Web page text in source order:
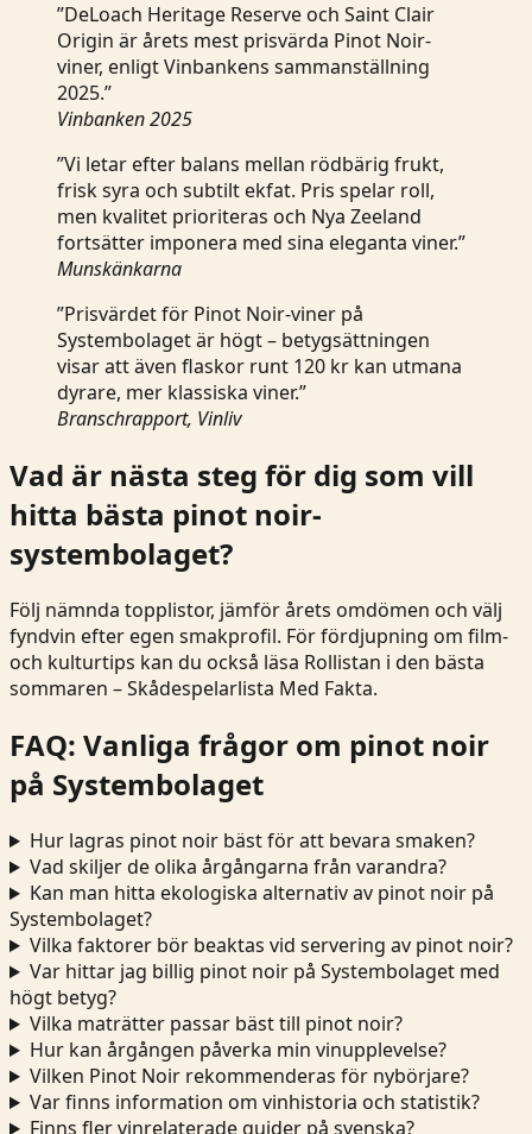
”DeLoach Heritage Reserve och Saint Clair
Origin är årets mest prisvärda Pinot Noir-
viner, enligt Vinbankens sammanställning
2025.”
Vinbanken 2025
”Vi letar efter balans mellan rödbärig frukt,
frisk syra och subtilt ekfat. Pris spelar roll,
men kvalitet prioriteras och Nya Zeeland
fortsätter imponera med sina eleganta viner.”
Munskänkarna
”Prisvärdet för Pinot Noir-viner på
Systembolaget är högt – betygsättningen
visar att även flaskor runt 120 kr kan utmana
dyrare, mer klassiska viner.”
Branschrapport, Vinliv
Vad är nästa steg för dig som vill
hitta bästa pinot noir-
systembolaget?
Följ nämnda topplistor, jämför årets omdömen och välj
fyndvin efter egen smakprofil. För fördjupning om film-
och kulturtips kan du också läsa Rollistan i den bästa
sommaren – Skådespelarlista Med Fakta.
FAQ: Vanliga frågor om pinot noir
på Systembolaget
Hur lagras pinot noir bäst för att bevara smaken?
Vad skiljer de olika årgångarna från varandra?
Kan man hitta ekologiska alternativ av pinot noir på
Systembolaget?
Vilka faktorer bör beaktas vid servering av pinot noir?
Var hittar jag billig pinot noir på Systembolaget med
högt betyg?
Vilka maträtter passar bäst till pinot noir?
Hur kan årgången påverka min vinupplevelse?
Vilken Pinot Noir rekommenderas för nybörjare?
Var finns information om vinhistoria och statistik?
Finns fler vinrelaterade guider på svenska?